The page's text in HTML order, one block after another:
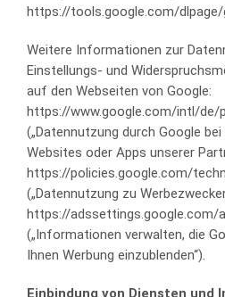
https://tools.google.com/dlpage/
Weitere Informationen zur
Einstellungs- und
auf den Webseiten von Google:
https://www.google.com/intl/de/
(„Datennutzung durch Google
Websites oder Apps unserer
https://policies.google.com/
(„Datennutzung zu
https://adssettings.google.com/
(„Informationen verwalten, die
Ihnen Werbung einzublenden“).
Einbindung von Diensten und